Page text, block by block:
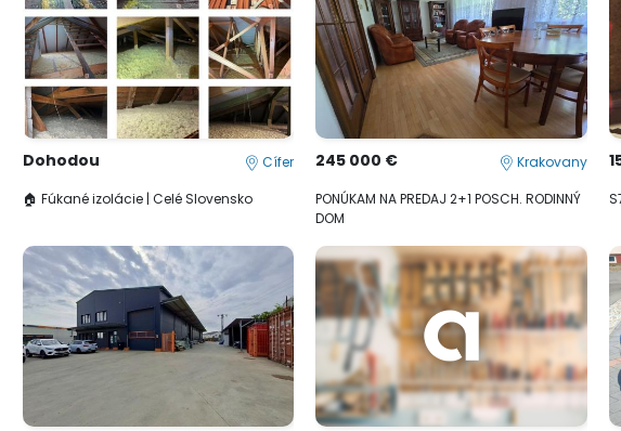
Dohodou Cífer
🏠 Fúkané izolácie | Celé Slovensko
245 000 € Krakovany
PONÚKAM NA PREDAJ 2+1 POSCH. RODINNÝ
DOM